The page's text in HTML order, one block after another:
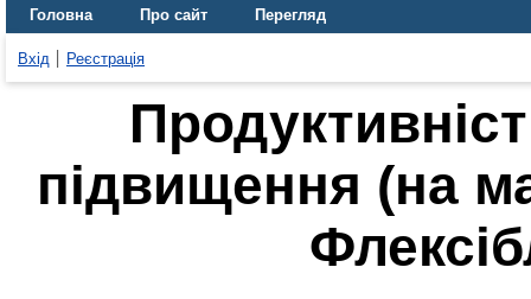
Головна Про сайт Перегляд
Вхід Реєстрація
підвищення (на